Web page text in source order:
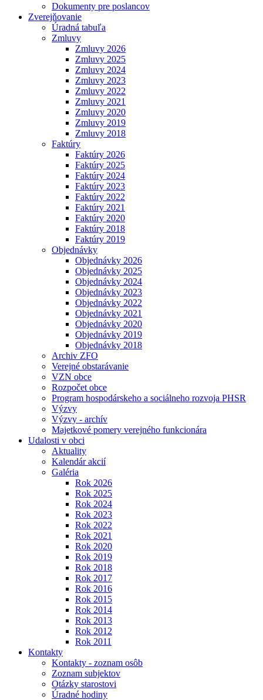
Dokumenty pre poslancov
Zverejňovanie
Úradná tabuľa
Zmluvy
Zmluvy 2026
Zmluvy 2025
Zmluvy 2024
Zmluvy 2023
Zmluvy 2022
Zmluvy 2021
Zmluvy 2020
Zmluvy 2019
Zmluvy 2018
Faktúry
Faktúry 2026
Faktúry 2025
Faktúry 2024
Faktúry 2023
Faktúry 2022
Faktúry 2021
Faktúry 2020
Faktúry 2018
Faktúry 2019
Objednávky
Objednávky 2026
Objednávky 2025
Objednávky 2024
Objednávky 2023
Objednávky 2022
Objednávky 2021
Objednávky 2020
Objednávky 2019
Objednávky 2018
Archiv ZFO
Verejné obstarávanie
VZN obce
Rozpočet obce
Program hospodárskeho a sociálneho rozvoja PHSR
Výzvy
Výzvy - archív
Majetkové pomery verejného funkcionára
Udalosti v obci
Aktuality
Kalendár akcií
Galéria
Rok 2026
Rok 2025
Rok 2024
Rok 2023
Rok 2022
Rok 2021
Rok 2020
Rok 2019
Rok 2018
Rok 2017
Rok 2016
Rok 2015
Rok 2014
Rok 2013
Rok 2012
Rok 2011
Kontakty
Kontakty - zoznam osôb
Zoznam subjektov
Otázky starostovi
Úradné hodiny